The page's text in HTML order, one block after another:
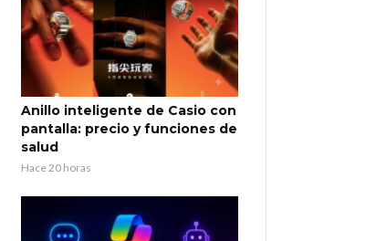
Anillo inteligente de Casio con
pantalla: precio y funciones de
salud
Hace 20 horas